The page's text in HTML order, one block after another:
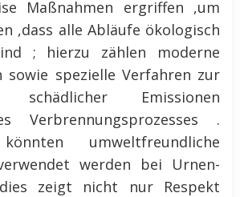
Maßnahmen ergriffen ,um
,dass alle Abläufe ökologisch
; hierzu zählen moderne
sowie spezielle Verfahren zur
schädlicher Emissionen
Verbrennungsprozesses .
umweltfreundliche
werden bei Urnen-
zeigt nicht nur Respekt